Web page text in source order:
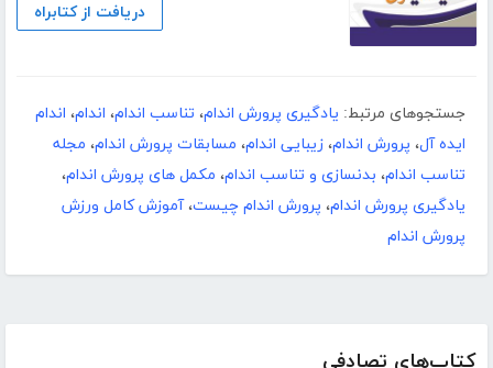
کتاب‌های تصادفی
دریافت از کتابراه
جستجوهای مرتبط: یادگیری پرورش اندام، تناسب اندام، اندام، اندام
ایده آل، پرورش اندام، زیبایی اندام، مسابقات پرورش اندام، مجله
تناسب اندام، بدنسازی و تناسب اندام، مکمل های پرورش اندام،
یادگیری پرورش اندام، پرورش اندام چیست،آموزش کامل ورزش
پرورش اندام